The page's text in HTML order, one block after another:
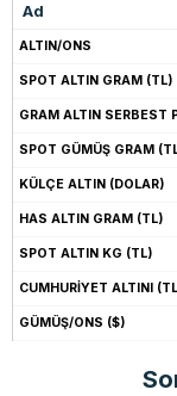
Ad
ALTIN/ONS
SPOT ALTIN GRAM (TL)
GRAM ALTIN SERBEST
SPOT GÜMÜŞ GRAM
KÜLÇE ALTIN (DOLAR)
HAS ALTIN GRAM (TL)
SPOT ALTIN KG (TL)
CUMHURİYET ALTINI
GÜMÜŞ/ONS ($)